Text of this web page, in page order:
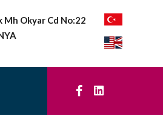
Mh Okyar Cd No:22